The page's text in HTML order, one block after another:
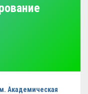
Академическая